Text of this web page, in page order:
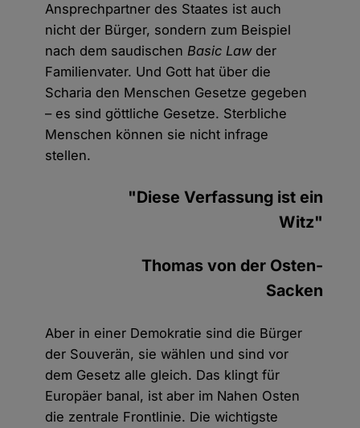
Ansprechpartner des Staates ist auch
nicht der Bürger, sondern zum Beispiel
nach dem saudischenBasic Lawder
Familienvater. Und Gott hat über die
Scharia den Menschen Gesetze gegeben
– es sind göttliche Gesetze. Sterbliche
Menschen können sie nicht infrage
stellen.
"Diese Verfassung ist ein
Witz"
Thomas von der Osten-
Sacken
Aber in einer Demokratie sind die Bürger
der Souverän, sie wählen und sind vor
dem Gesetz alle gleich. Das klingt für
Europäer banal, ist aber im Nahen Osten
die zentrale Frontlinie. Die wichtigste